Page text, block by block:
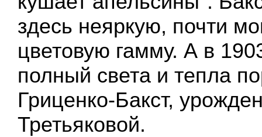
здесь неяркую, почти
цветовую гамму. А в
полный света и тепла
Гриценко-Бакст,
Третьяковой.